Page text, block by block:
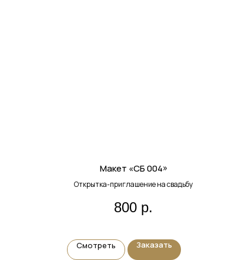
Макет «СБ 004»
Открытка-приглашение на свадьбу
800 р.
Смотреть Заказать